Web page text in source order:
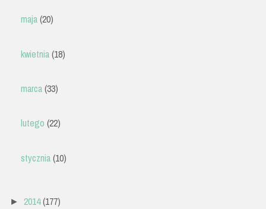
maja(20)
kwietnia(18)
marca(33)
lutego (22)
stycznia(10)
► 2014(177)